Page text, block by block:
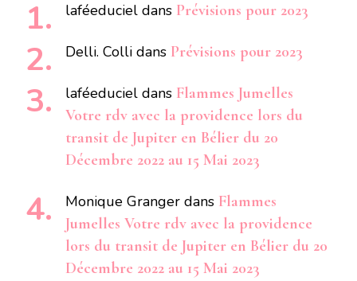
laféeduciel dans Prévisions pour 2023
Delli. Colli dans Prévisions pour 2023
laféeduciel dans Flammes Jumelles
Votre rdv avec la providence lors du
transit de Jupiter en Bélier du 20
Décembre 2022 au 15 Mai 2023
Monique Granger dans Flammes
Jumelles Votre rdv avec la providence
lors du transit de Jupiter en Bélier du 20
Décembre 2022 au 15 Mai 2023